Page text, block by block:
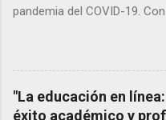
pandemia del COVID-19.
a la educación en línea, lo
constante en las formas de
En este artículo,
relevantes en la educación
"La educación en
éxito académico y